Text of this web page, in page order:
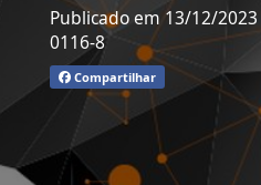
Publicado em 13/12/2023
0116-8
Compartilhar